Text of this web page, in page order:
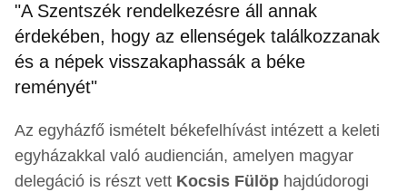
"A Szentszék rendelkezésre áll annak
érdekében, hogy az ellenségek találkozzanak
és a népek visszakaphassák a béke
reményét"
Az egyházfő ismételt békefelhívást intézett a keleti
egyházakkal való audiencián, amelyen magyar
delegáció is részt vett Kocsis Fülöp hajdúdorogi